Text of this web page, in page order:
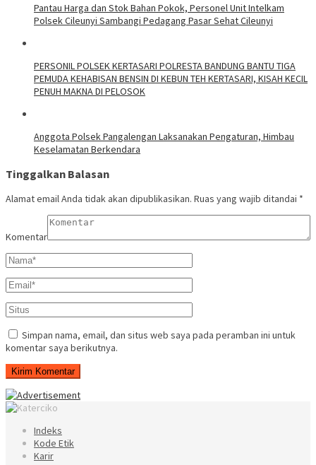
Pantau Harga dan Stok Bahan Pokok, Personel Unit Intelkam
Polsek Cileunyi Sambangi Pedagang Pasar Sehat Cileunyi
PERSONIL POLSEK KERTASARI POLRESTA BANDUNG BANTU TIGA
PEMUDA KEHABISAN BENSIN DI KEBUN TEH KERTASARI, KISAH KECIL
PENUH MAKNA DI PELOSOK
Anggota Polsek Pangalengan Laksanakan Pengaturan, Himbau
Keselamatan Berkendara
Tinggalkan Balasan
Alamat email Anda tidak akan dipublikasikan. Ruas yang wajib ditandai *
Komentar
Simpan nama, email, dan situs web saya pada peramban ini untuk
komentar saya berikutnya.
Indeks
Kode Etik
Karir